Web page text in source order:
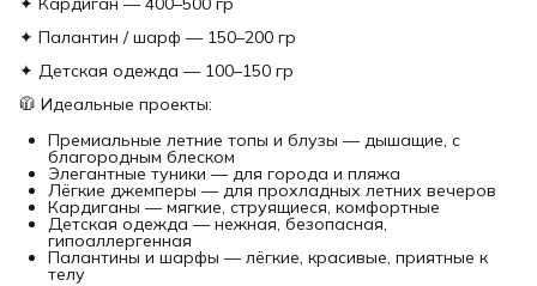
✦ Палантин / шарф — 150–200 гр
✦ Детская одежда — 100–150 гр
🧥 Идеальные проекты:
Премиальные летние топы и блузы — дышащие, с
благородным блеском
Элегантные туники — для города и пляжа
Лёгкие джемперы — для прохладных летних вечеров
Кардиганы — мягкие, струящиеся, комфортные
Детская одежда — нежная, безопасная,
гипоаллергенная
Палантины и шарфы — лёгкие, красивые, приятные к
телу